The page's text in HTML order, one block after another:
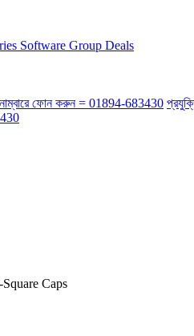
Software Group Deals
নাম্বারে ফোন করুন = 01894-683430
Caps